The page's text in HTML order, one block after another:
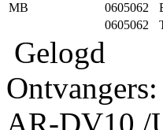
MB
0605062
0605062
Gelogd